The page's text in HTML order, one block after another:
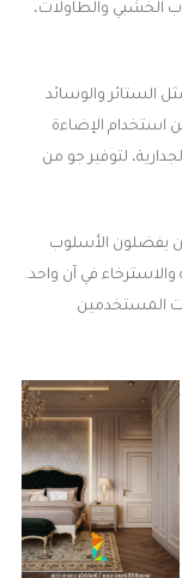
الخشبي والطاولات،
الستائر والوسائد
استخدام الإضاءة
لتوفير جو من
يفضلون الأسلوب
والاسترخاء في آن واحد.
المستخدمين